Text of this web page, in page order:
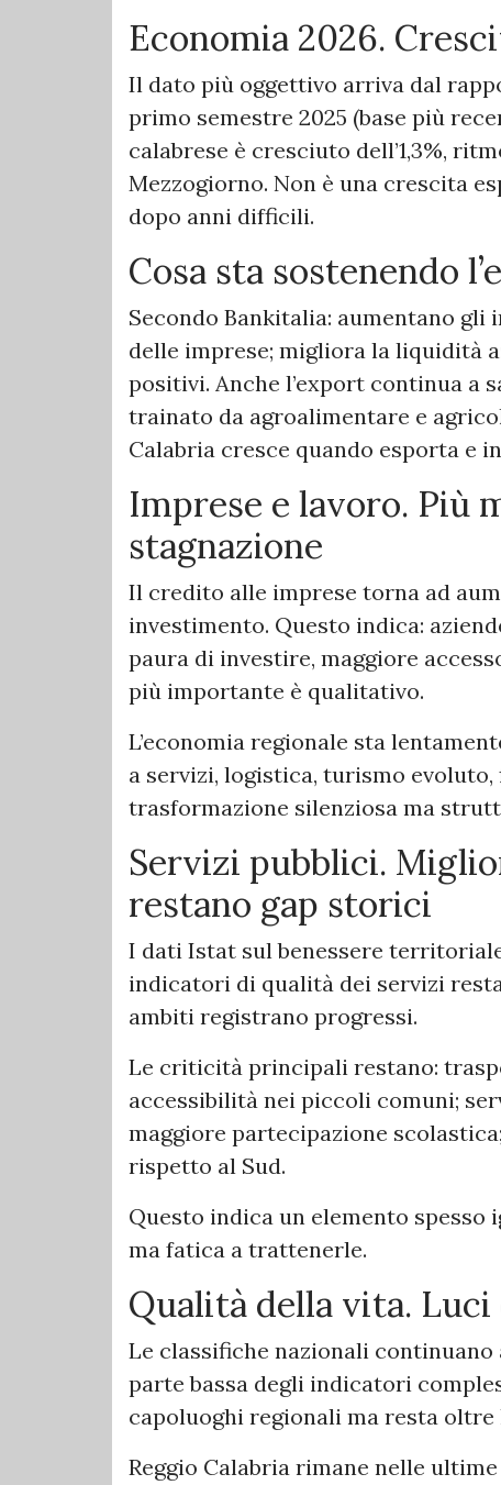
Economia 2026.
Il dato più oggettivo arriva dal
primo semestre 2025 (base più
calabrese è cresciuto dell’1,3%,
Mezzogiorno. Non è una crescita
dopo anni difficili.
Cosa sta sostenendo
Secondo Bankitalia: aumentano
delle imprese; migliora la liquidità
positivi. Anche l’export continua a
trainato da agroalimentare e
Calabria cresce quando esporta e
Imprese e lavoro. Più
stagnazione
Il credito alle imprese torna ad
investimento. Questo indica:
paura di investire, maggiore
più importante è qualitativo.
L’economia regionale sta
a servizi, logistica, turismo
trasformazione silenziosa ma
Servizi pubblici.
restano gap storici
I dati Istat sul benessere
indicatori di qualità dei servizi
ambiti registrano progressi.
Le criticità principali restano:
accessibilità nei piccoli comuni;
maggiore partecipazione
rispetto al Sud.
Questo indica un elemento spesso
ma fatica a trattenerle.
Qualità della vita.
Le classifiche nazionali
parte bassa degli indicatori
capoluoghi regionali ma resta oltre
Reggio Calabria rimane nelle